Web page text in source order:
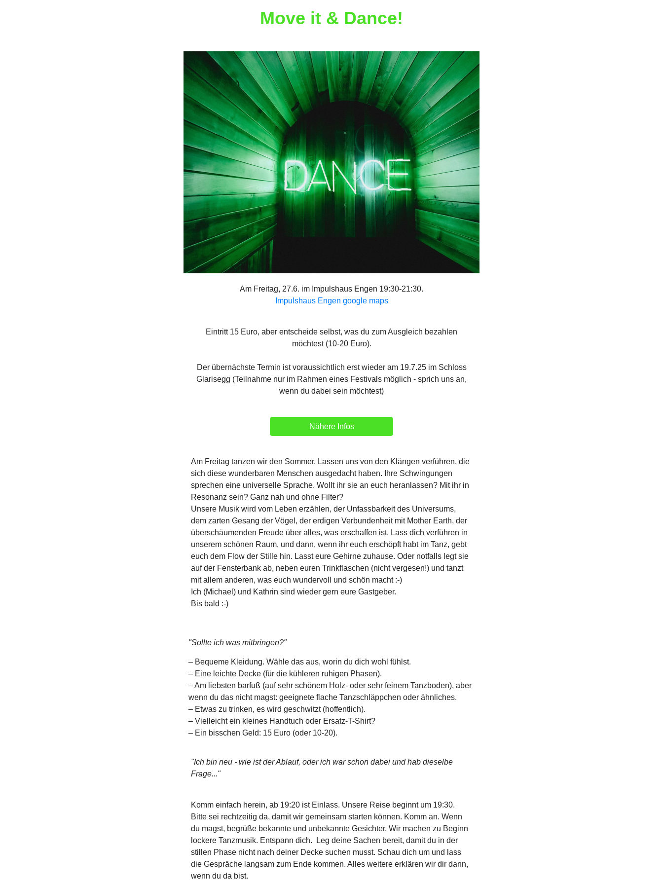
Move it & Dance!
Am Freitag, 27.6. im Impulshaus Engen 19:30-21:30.
Impulshaus Engen google maps
Eintritt 15 Euro, aber entscheide selbst, was du zum Ausgleich bezahlen
möchtest (10-20 Euro).
Der übernächste Termin ist voraussichtlich erst wieder am 19.7.25 im Schloss
Glarisegg (Teilnahme nur im Rahmen eines Festivals möglich - sprich uns an,
wenn du dabei sein möchtest)
Nähere Infos
Am Freitag tanzen wir den Sommer. Lassen uns von den Klängen verführen, die
sich diese wunderbaren Menschen ausgedacht haben. Ihre Schwingungen
sprechen eine universelle Sprache. Wollt ihr sie an euch heranlassen? Mit ihr in
Resonanz sein? Ganz nah und ohne Filter?
Unsere Musik wird vom Leben erzählen, der Unfassbarkeit des Universums,
dem zarten Gesang der Vögel, der erdigen Verbundenheit mit Mother Earth, der
überschäumenden Freude über alles, was erschaffen ist. Lass dich verführen in
unserem schönen Raum, und dann, wenn ihr euch erschöpft habt im Tanz, gebt
euch dem Flow der Stille hin. Lasst eure Gehirne zuhause. Oder notfalls legt sie
auf der Fensterbank ab, neben euren Trinkflaschen (nicht vergesen!) und tanzt
mit allem anderen, was euch wundervoll und schön macht :-)
Ich (Michael) und Kathrin sind wieder gern eure Gastgeber.
Bis bald :-)
"Sollte ich was mitbringen?"
– Bequeme Kleidung. Wähle das aus, worin du dich wohl fühlst.
– Eine leichte Decke (für die kühleren ruhigen Phasen).
– Am liebsten barfuß (auf sehr schönem Holz- oder sehr feinem Tanzboden), aber
wenn du das nicht magst: geeignete flache Tanzschläppchen oder ähnliches.
– Etwas zu trinken, es wird geschwitzt (hoffentlich).
– Vielleicht ein kleines Handtuch oder Ersatz-T-Shirt?
– Ein bisschen Geld: 15 Euro (oder 10-20).
"Ich bin neu - wie ist der Ablauf, oder ich war schon dabei und hab dieselbe
Frage..."
Komm einfach herein, ab 19:20 ist Einlass. Unsere Reise beginnt um 19:30.
Bitte sei rechtzeitig da, damit wir gemeinsam starten können. Komm an. Wenn
du magst, begrüße bekannte und unbekannte Gesichter. Wir machen zu Beginn
lockere Tanzmusik. Entspann dich. Leg deine Sachen bereit, damit du in der
stillen Phase nicht nach deiner Decke suchen musst. Schau dich um und lass
die Gespräche langsam zum Ende kommen. Alles weitere erklären wir dir dann,
wenn du da bist.